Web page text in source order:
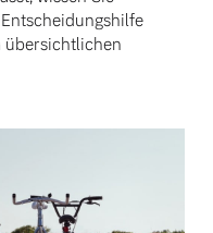
übersichtlichen